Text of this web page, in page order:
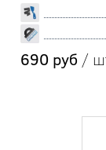
690 руб /